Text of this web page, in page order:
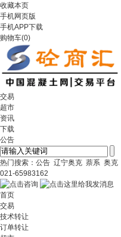
收藏本页
手机网页版
手机APP下载
购物车(0)
交易
超市
资讯
下载
公告
热门搜索： 公告 辽宁奥克 萘系 奥克
021-65983162
首页
交易
技术转让
订单转让